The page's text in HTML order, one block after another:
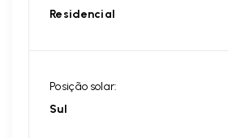
Residencial
Posição solar:
Sul